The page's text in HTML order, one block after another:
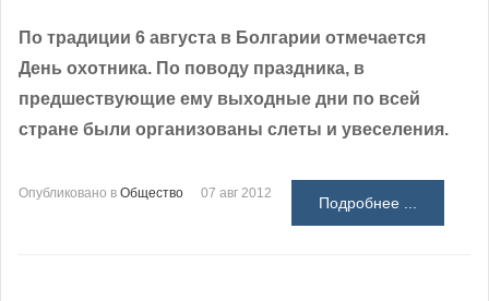
По традиции 6 августа в Болгарии отмечается
День охотника. По поводу праздника, в
предшествующие ему выходные дни по всей
стране были организованы слеты и увеселения.
Опубликовано в Общество 07 авг 2012
Подробнее ...